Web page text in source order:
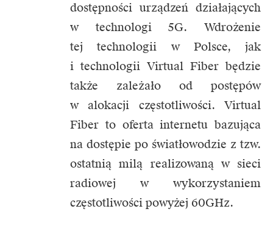
dostępności urządzeń działających
w technologi 5G. Wdrożenie
tej technologii w Polsce, jak
i technologii Virtual Fiber będzie
także zależało od postępów
w alokacji częstotliwości. Virtual
Fiber to oferta internetu bazująca
na dostępie po światłowodzie z tzw.
ostatnią milą realizowaną w sieci
radiowej w wykorzystaniem
częstotliwości powyżej 60GHz.